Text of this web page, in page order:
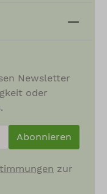
Newsletter
oder
Abonnieren
zur